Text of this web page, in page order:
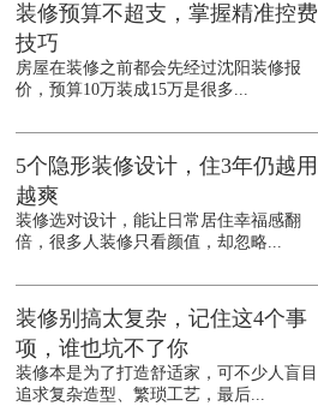
装修预算不超支，掌握精准控费
技巧
房屋在装修之前都会先经过沈阳装修报
价，预算10万装成15万是很多...
5个隐形装修设计，住3年仍越用
越爽
装修选对设计，能让日常居住幸福感翻
倍，很多人装修只看颜值，却忽略...
装修别搞太复杂，记住这4个事
项，谁也坑不了你
装修本是为了打造舒适家，可不少人盲目
追求复杂造型、繁琐工艺，最后...